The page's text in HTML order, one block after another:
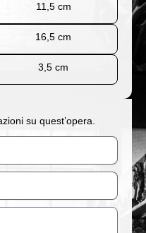
11,5 cm
16,5 cm
3,5 cm
su quest’opera.